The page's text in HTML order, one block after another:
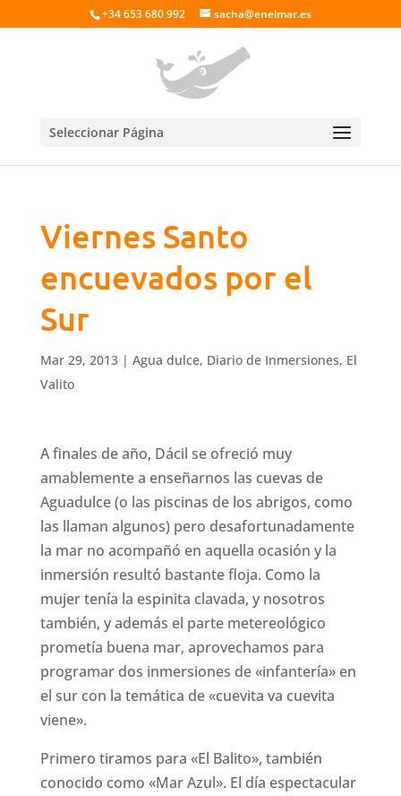
+34 653 680 992 sacha@enelmar.es
Seleccionar Página
Viernes Santo
encuevados por el
Sur
Mar 29, 2013| Agua dulce, Diario de Inmersiones, El
Valito
A finales de año, Dácil se ofreció muy
amablemente a enseñarnos las cuevas de
Aguadulce (o las piscinas de los abrigos, como
las llaman algunos) pero desafortunadamente
la mar no acompañó en aquella ocasión y la
inmersión resultó bastante floja. Como la
mujer tenía la espinita clavada, y nosotros
también, y además el parte metereológico
prometía buena mar, aprovechamos para
programar dos inmersiones de «infantería» en
el sur con la temática de «cuevita va cuevita
viene».
Primero tiramos para «El Balito», también
conocido como «Mar Azul». El día espectacular